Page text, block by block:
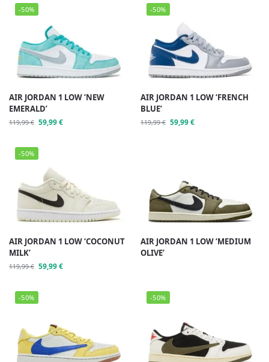
-50%
AIR JORDAN 1 LOW ‘NEW
EMERALD’
119,99€ 59,99€
-50%
AIR JORDAN 1 LOW ‘FRENCH
BLUE’
119,99€ 59,99€
-50%
AIR JORDAN 1 LOW ‘COCONUT
MILK’
119,99€ 59,99€
AIR JORDAN 1 LOW ‘MEDIUM
OLIVE’
-50% -50%